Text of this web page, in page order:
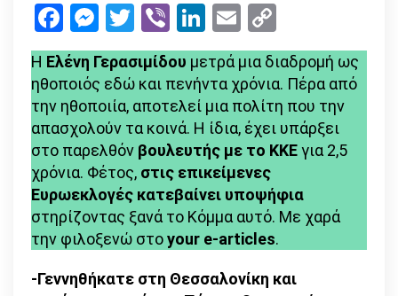
ΚΚΕ
για
μένα
ο
τρόπος
που
μεγάλωσα,
η
ζωή
μου,
αντίληψη
Facebook
Messenger
Twitter
ViberLinkedIn
Email
Link
Η Ελένη Γερασιμίδου μετρά μια διαδρομή ως
ηθοποιός εδώ και πενήντα χρόνια. Πέρα από
την ηθοποιία, αποτελεί μια πολίτη που την
απασχολούν τα κοινά. Η ίδια, έχει υπάρξει
στο παρελθόν βουλευτής με το ΚΚΕγια 2,5
χρόνια. Φέτος, στις επικείμενες
Ευρωεκλογές κατεβαίνει υποψήφια
στηρίζοντας ξανά το Κόμμα αυτό. Με χαρά
την φιλοξενώ στοyour e-articles.
-Γεννηθήκατε στη Θεσσαλονίκη και